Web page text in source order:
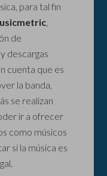
para tal fin
,
de
descargas
cuenta que es
la banda,
se realizan
ir a ofrecer
como músicos
si la música es